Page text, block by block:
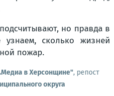
но правда в
сколько жизней
пожар.
в Херсонщине", репост
округа